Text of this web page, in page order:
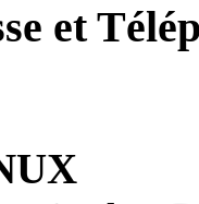
et